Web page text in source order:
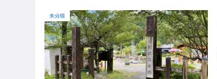
未分類